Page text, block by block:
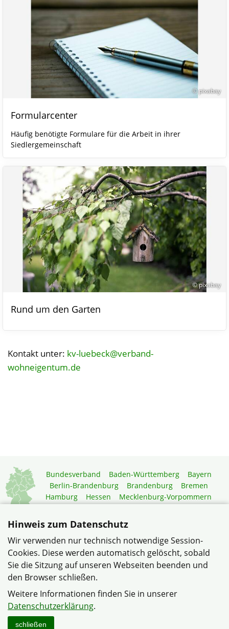
© pixabay
Formularcenter
Häufig benötigte Formulare für die Arbeit in ihrer
Siedlergemeinschaft
© pixabay
Rund um den Garten
Kontakt unter: kv-luebeck@verband-
wohneigentum.de
Bundesverband Baden-Württemberg
Bayern
Berlin-Brandenburg
Brandenburg
Bremen
Hamburg
Hessen
Mecklenburg-Vorpommern
Rheinland-Pfalz
Sachsen-Anhalt
Schleswig-Holstein
Mitgliedermagazin
Gartenberatung
© Kreisverband Lübeck im Verband Wohneigentum
Schleswig-Holstein e.V.
Datenschutzerklärung
Hinweis zum Datenschutz
Wir verwenden nur technisch notwendige Session-
Cookies. Diese werden automatisch gelöscht, sobald
Sie die Sitzung auf unseren Webseiten beenden und
den Browser schließen.
Weitere Informationen finden Sie in unserer
Datenschutzerklärung.
schließen